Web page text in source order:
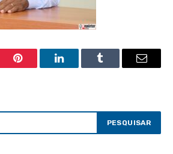
Pinterest LinkedInTumblr Email